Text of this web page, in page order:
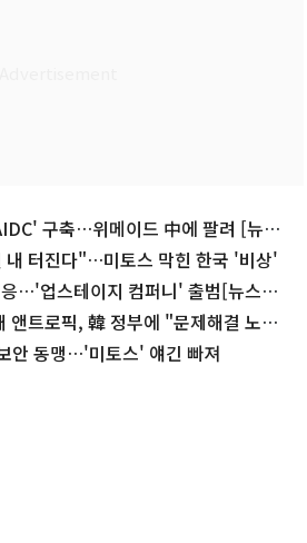
구축…위메이드 中에 팔려 [뉴스
내 터진다"…미토스 막힌 한국 '비상'
…'업스테이지 컴퍼니' 출범[뉴스잇
앤트로픽, 韓 정부에 "문제해결 노력
안 동맹…'미토스' 얘긴 빠져